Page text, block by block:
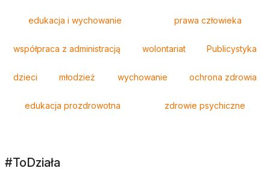
edukacja i wychowanie prawa człowieka
współpraca z administracją wolontariat Publicystyka
dzieci młodzież wychowanie ochrona zdrowia
edukacja prozdrowotna zdrowie psychiczne
#ToDziała